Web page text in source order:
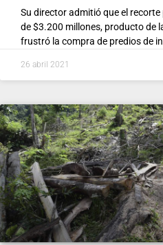
Su director admitió que el
de $3.200 millones, producto de
frustró la compra de predios de
26 abril 2021